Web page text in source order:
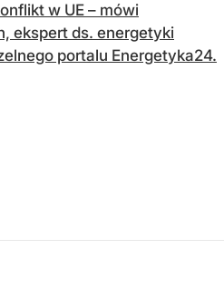
w UE – mówi
ekspert ds. energetyki
portalu Energetyka24.